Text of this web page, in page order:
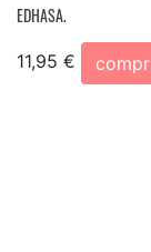
EDHASA.
11,95 €